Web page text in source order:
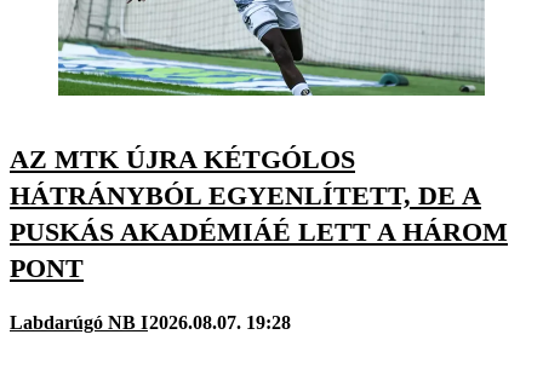
AZ MTK ÚJRA KÉTGÓLOS
HÁTRÁNYBÓL EGYENLÍTETT, DE A
PUSKÁS AKADÉMIÁÉ LETT A HÁROM
PONT
Labdarúgó NB I2026.08.07. 19:28